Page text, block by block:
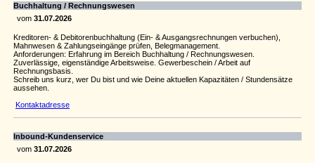
Buchhaltung / Rechnungswesen
vom 31.07.2026
Kreditoren- & Debitorenbuchhaltung (Ein- & Ausgangsrechnungen verbuchen),
Mahnwesen & Zahlungseingänge prüfen, Belegmanagement.
Anforderungen: Erfahrung im Bereich Buchhaltung / Rechnungswesen.
Zuverlässige, eigenständige Arbeitsweise. Gewerbeschein / Arbeit auf
Rechnungsbasis.
Schreib uns kurz, wer Du bist und wie Deine aktuellen Kapazitäten / Stundensätze
aussehen.
Kontaktadresse
Inbound-Kundenservice
vom 31.07.2026